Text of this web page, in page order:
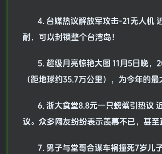
4. 台媒热议解放军攻击-21无人机
耐，可以封锁整个台湾岛！
5. 超级月亮惊艳大图 11月5日晚
（距地球约35.7万公里），为今年的最
6. 浙大食堂8.8元一只螃蟹引热议
议。众多网友纷纷表示羡慕不已，甚
7. 男子与堂哥合谋车祸撞死7岁儿